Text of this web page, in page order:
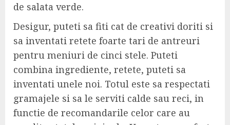
de salata verde.
Desigur, puteti sa fiti cat de creativi doriti si
sa inventati retete foarte tari de antreuri
pentru meniuri de cinci stele. Puteti
combina ingrediente, retete, puteti sa
inventati unele noi. Totul este sa respectati
gramajele si sa le serviti calde sau reci, in
functie de recomandarile celor care au